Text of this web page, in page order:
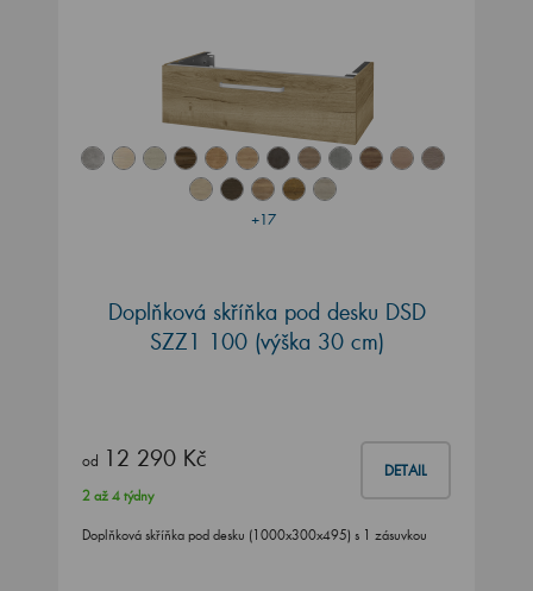
+17
Doplňková skříňka pod desku DSD
SZZ1 100 (výška 30 cm)
od 12 290 Kč DETAIL
2 až 4 týdny
Doplňková skříňka pod desku (1000x300x495) s 1 zásuvkou